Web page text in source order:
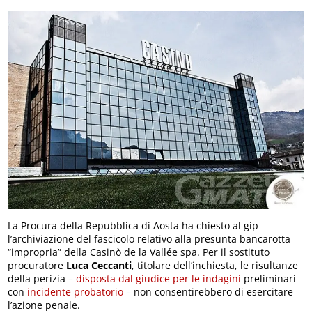
La Procura della Repubblica di Aosta ha chiesto al gip
l’archiviazione del fascicolo relativo alla presunta bancarotta
“impropria” della Casinò de la Vallée spa. Per il sostituto
procuratore Luca Ceccanti, titolare dell’inchiesta, le risultanze
della perizia –disposta dal giudice per le indagini preliminari
con incidente probatorio – non consentirebbero di esercitare
l’azione penale.